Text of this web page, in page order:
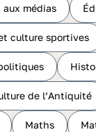
médias
culture sportives
de l’Antiquité
Maths